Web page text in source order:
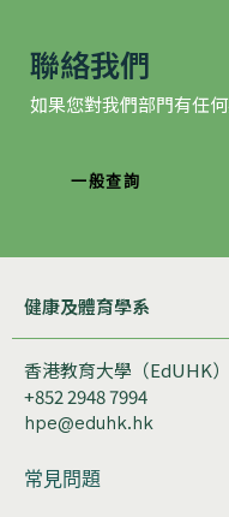
聯絡我們
如果您對我們部門有任
一般查詢
健康及體育學系
香港教育大學（EdUHK
+852 2948 7994
hpe@eduhk.hk
常見問題